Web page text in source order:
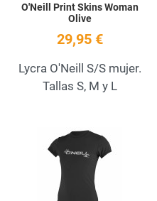
O'Neill Print Skins Woman
Olive
29,95 €
Lycra O'Neill S/S mujer.
Tallas S, M y L